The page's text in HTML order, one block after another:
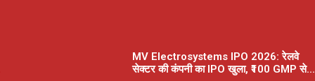
MV Electrosystems IPO 2026: रेलवे
सेक्टर की कंपनी का IPO खुला, ₹100 GMP से...